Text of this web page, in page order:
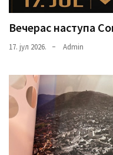
Вечерас наступа
17. јул 2026. Admin